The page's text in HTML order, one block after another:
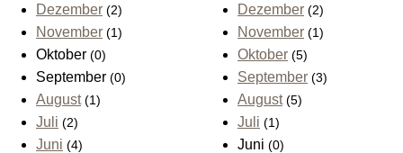
Dezember (2)
November (1)
Oktober (0)
September (0)
August (1)
Juli (2)
Juni (4)
Dezember (2)
November (1)
Oktober (5)
September (3)
August (5)
Juli (1)
Juni(0)